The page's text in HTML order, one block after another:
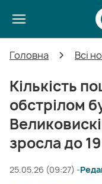
Головна Всі
Кількість
обстрілом
зросла до
25.05.26 (09:27) -